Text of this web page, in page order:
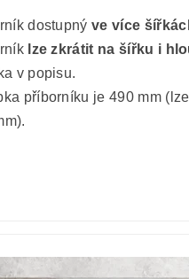
dostupnýve více
lze zkrátit na šířku i
v popisu.
příborníku je 490 mm